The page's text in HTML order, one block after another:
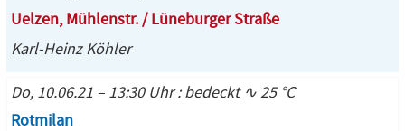
Uelzen, Mühlenstr. / Lüneburger Straße
Karl-Heinz Köhler
Do, 10.06.21 – 13:30 Uhr : bedeckt ∿ 25 °C
Rotmilan